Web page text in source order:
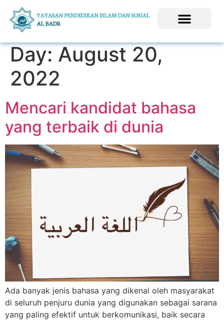
Day: August 20,
2022
Mencari kandidat bahasa
yang terbaik di dunia
Ada banyak jenis bahasa yang dikenal oleh masyarakat
di seluruh penjuru dunia yang digunakan sebagai sarana
yang paling efektif untuk berkomunikasi, baik secara